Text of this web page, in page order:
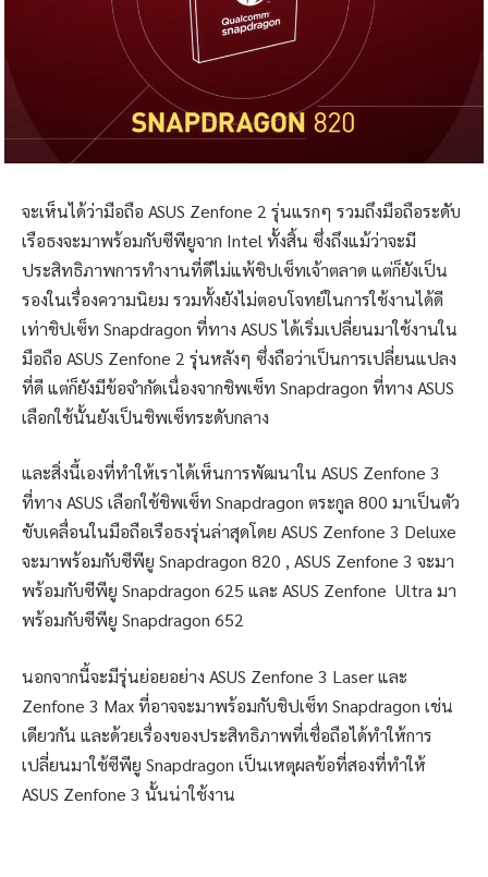
จะเห็นได้ว่ามือถือ ASUS Zenfone 2 รุ่นแรกๆ รวมถึงมือถือระดับ
เรือธงจะมาพร้อมกับซีพียูจาก Intel ทั้งสิ้น ซึ่งถึงแม้ว่าจะมี
ประสิทธิภาพการทำงานที่ดีไม่แพ้ชิปเซ็ทเจ้าตลาด แต่ก็ยังเป็น
รองในเรื่องความนิยม รวมทั้งยังไม่ตอบโจทย์ในการใช้งานได้ดี
เท่าชิปเซ็ท Snapdragon ที่ทาง ASUS ได้เริ่มเปลี่ยนมาใช้งานใน
มือถือ ASUS Zenfone 2 รุ่นหลังๆ ซึ่งถือว่าเป็นการเปลี่ยนแปลง
ที่ดี แต่ก็ยังมีข้อจำกัดเนื่องจากชิพเซ็ท Snapdragon ที่ทาง ASUS
เลือกใช้นั้นยังเป็นชิพเซ็ทระดับกลาง
และสิ่งนี้เองที่ทำให้เราได้เห็นการพัฒนาใน ASUS Zenfone 3
ที่ทาง ASUS เลือกใช้ชิพเซ็ท Snapdragon ตระกูล 800 มาเป็นตัว
ขับเคลื่อนในมือถือเรือธงรุ่นล่าสุดโดย ASUS Zenfone 3 Deluxe
จะมาพร้อมกับซีพียู Snapdragon 820 , ASUS Zenfone 3 จะมา
พร้อมกับซีพียู Snapdragon 625 และ ASUS Zenfone Ultra มา
พร้อมกับซีพียู Snapdragon 652
นอกจากนี้จะมีรุ่นย่อยอย่าง ASUS Zenfone 3 Laser และ
Zenfone 3 Max ที่อาจจะมาพร้อมกับชิปเซ็ท Snapdragon เช่น
เดียวกัน และด้วยเรื่องของประสิทธิภาพที่เชื่อถือได้ทำให้การ
เปลี่ยนมาใช้ซีพียู Snapdragon เป็นเหตุผลข้อที่สองที่ทำให้
ASUS Zenfone 3 นั้นน่าใช้งาน